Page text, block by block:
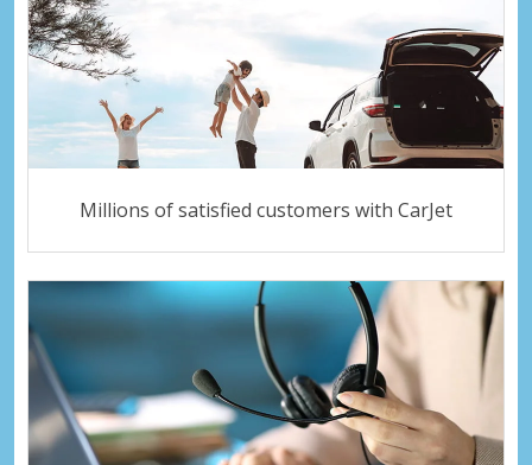
Millions of satisfied customers with CarJet